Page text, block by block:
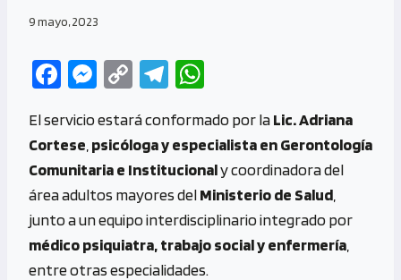
9 mayo, 2023
Fa
b
o
o
k
M
se
n
g
er
C
py
Li
n
k
Te
gr
a
m
at
s
A
p
p
El servicio estará conformado por laLic. Adriana
Cortese psicóloga y especialista en Gerontología
Comunitaria e Institucionaly coordinadora del
área adultos mayores delMinisterio de Salud
junto a un equipo interdisciplinario integrado por
médico psiquiatra, trabajo social y enfermería
entre otras especialidades.